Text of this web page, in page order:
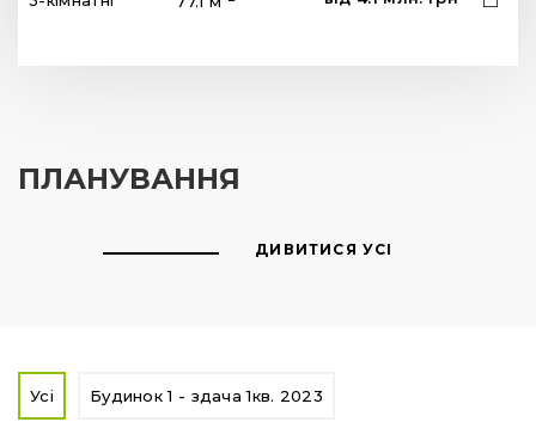
ПЛАНУВАННЯ
ДИВИТИСЯ УСІ
Усі Будинок 1 - здача 1кв. 2023